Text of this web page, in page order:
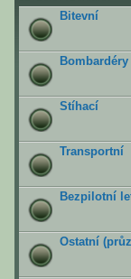
Bitevní
Bombardéry
Stíhací
Transportní
Bezpilotní
Ostatní